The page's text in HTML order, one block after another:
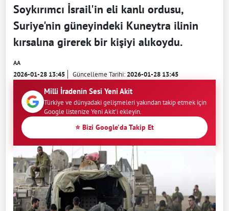
Soykırımcı İsrail'in eli kanlı ordusu,
Suriye'nin güneyindeki Kuneytra ilinin
kırsalına girerek bir kişiyi alıkoydu.
AA
2026-01-28 13:45 Güncelleme Tarihi:2026-01-28 13:45
Milli İradenin Sesi Yeni Akit
Türkiye ve dünyadaki gelişmeleri yakından takip etmek için
Google listenize Yeni Akit'i ekleyin.
⭐ Bizi Google'da Takip Et